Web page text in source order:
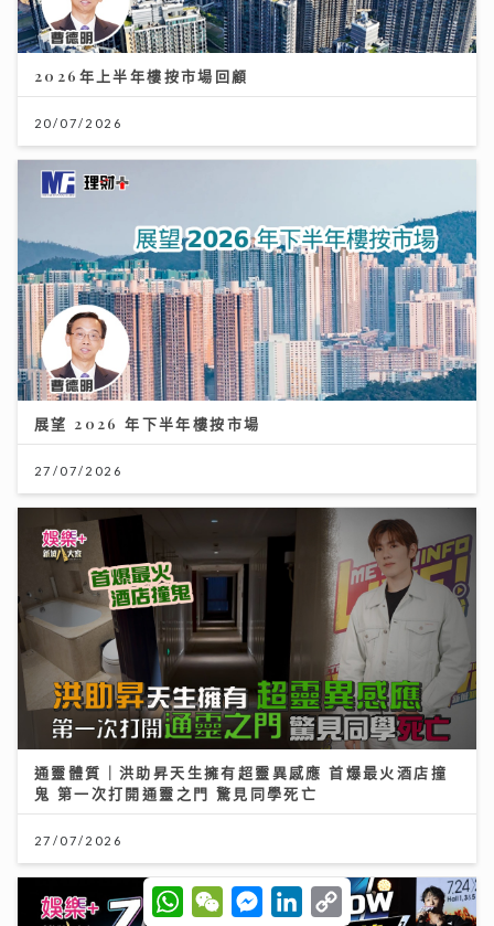
2026年上半年樓按市場回顧
20/07/2026
展望 2026 年下半年樓按市場
27/07/2026
通靈體質｜洪助昇天生擁有超靈異感應 首爆最火酒店撞
鬼 第一次打開通靈之門 驚見同學死亡
27/07/2026
W
h
W
e
M
e
L
C
o